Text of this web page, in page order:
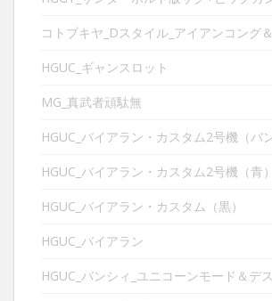
コトブキヤ_Dスタイル_アイアンコング
HGUC_ギャンスロット
MG_真武者頑駄無
HGUC_バイアラン・カスタム2号機（バ
HGUC_バイアラン・カスタム2号機（青）
HGUC_バイアラン・カスタム（黒）
HGUC_バイアラン
HGUC_バンシィ_ユニコーンモード＆デ